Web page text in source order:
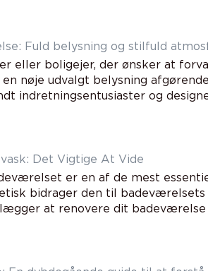
Fuld belysning og stilfuld
eller boligejer, der ønsker at
nøje udvalgt belysning
indretningsentusiaster og
Det Vigtige At Vide
er en af de mest
bidrager den til badeværelsets
at renovere dit badeværelse